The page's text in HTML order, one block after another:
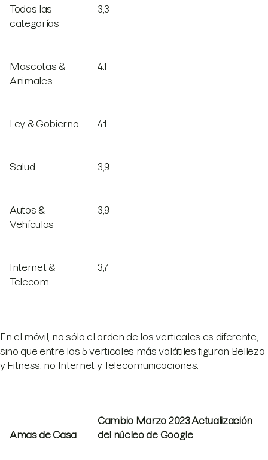
Todas las
categorías
3,3
Mascotas &
Animales
4.1
Ley & Gobierno 4.1
Salud 3,9
Autos &
Vehículos
3,9
Internet &
Telecom
3,7
En el móvil, no sólo el orden de los verticales es diferente,
sino que entre los 5 verticales más volátiles figuran Belleza
y Fitness, no Internet y Telecomunicaciones.
Amas de Casa
Cambio Marzo 2023 Actualización
del núcleo de Google